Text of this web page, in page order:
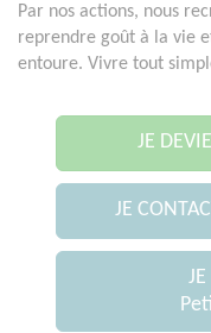
Par nos actions, nous
reprendre goût à la vie
entoure. Vivre tout
JE
JE